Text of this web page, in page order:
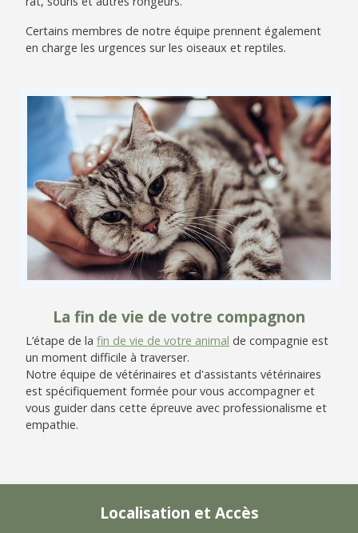
Certains membres de notre équipe prennent également
en charge les urgences sur les oiseaux et reptiles.
La fin de vie de votre compagnon
L’étape de la fin de vie de votre animal de compagnie est
un moment difficile à traverser.
Notre équipe de vétérinaires et d'assistants vétérinaires
est spécifiquement formée pour vous accompagner et
vous guider dans cette épreuve avec professionalisme et
empathie.
Localisation et Accès